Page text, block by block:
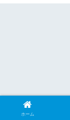
ホーム